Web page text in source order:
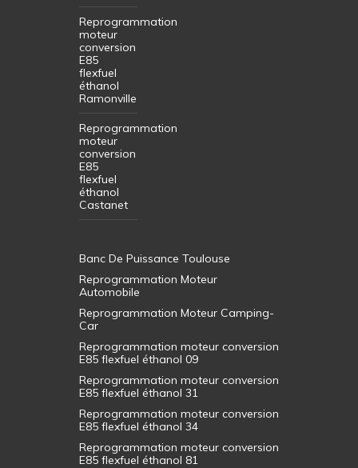
Reprogrammation
moteur
conversion
E85
flexfuel
éthanol
Ramonville
Reprogrammation
moteur
conversion
E85
flexfuel
éthanol
Castanet
Banc De Puissance Toulouse
Reprogrammation Moteur
Automobile
Reprogrammation Moteur Camping-
Car
Reprogrammation moteur conversion
E85 flexfuel éthanol 09
Reprogrammation moteur conversion
E85 flexfuel éthanol 31
Reprogrammation moteur conversion
E85 flexfuel éthanol 34
Reprogrammation moteur conversion
E85 flexfuel éthanol 81